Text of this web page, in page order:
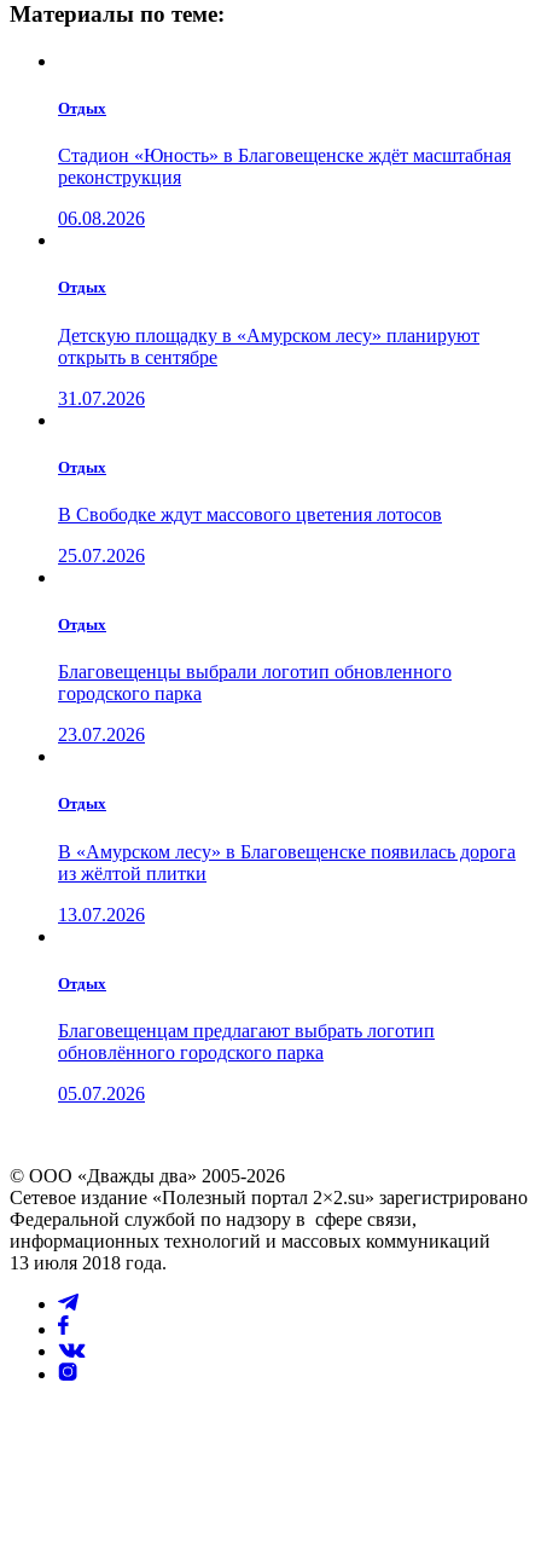
Материалы по теме:
Отдых
Стадион «Юность» в Благовещенске ждёт масштабная
реконструкция
06.08.2026
Отдых
Детскую площадку в «Амурском лесу» планируют
открыть в сентябре
31.07.2026
Отдых
В Свободке ждут массового цветения лотосов
25.07.2026
Отдых
Благовещенцы выбрали логотип обновленного
городского парка
23.07.2026
Отдых
В «Амурском лесу» в Благовещенске появилась дорога
из жёлтой плитки
13.07.2026
Отдых
Благовещенцам предлагают выбрать логотип
обновлённого городского парка
05.07.2026
© ООО «Дважды два» 2005-2026
Сетевое издание «Полезный портал 2×2.su» зарегистрировано
Федеральной службой по надзору в сфере связи,
информационных технологий и массовых коммуникаций
13 июля 2018 года.